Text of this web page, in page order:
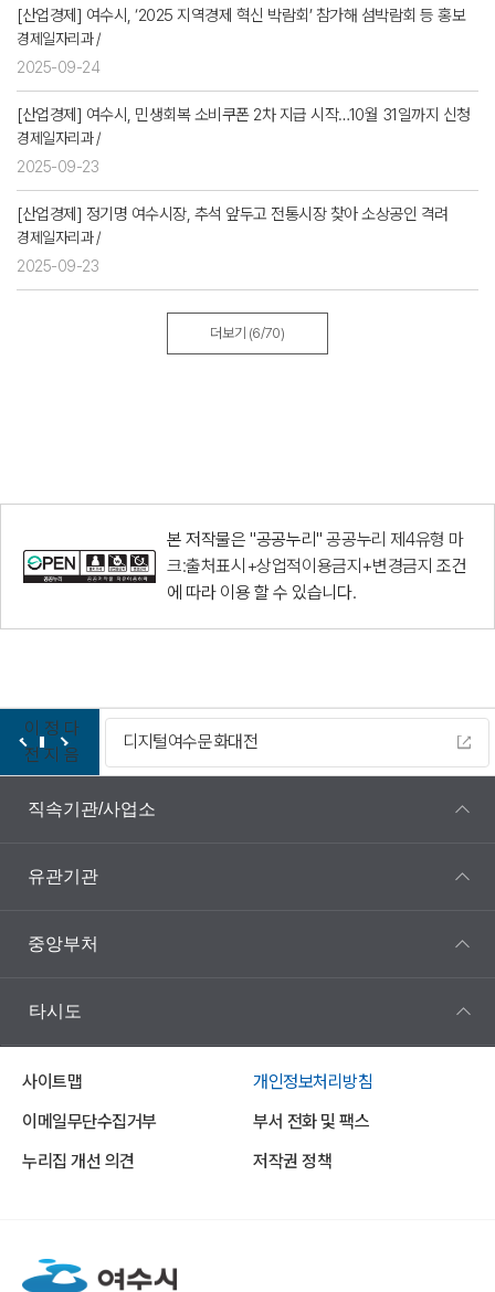
[산업경제] 여수시, ‘2025 지역경제 혁신 박람회’ 참가해 섬박람회 등 홍보
경제일자리과 /
2025-09-24
[산업경제] 여수시, 민생회복 소비쿠폰 2차 지급 시작…10월 31일까지 신청
경제일자리과 /
2025-09-23
[산업경제] 정기명 여수시장, 추석 앞두고 전통시장 찾아 소상공인 격려
경제일자리과 /
2025-09-23
더보기 (6/70)
본 저작물은 "공공누리"공공누리 제4유형 마
크:출처표시+상업적이용금지+변경금지 조건
에 따라 이용 할 수 있습니다.
이
전
정
지
다
음
디지털여수문화대전
직속기관/사업소
유관기관
중앙부처
타시도
사이트맵
개인정보처리방침
이메일무단수집거부
부서 전화 및 팩스
누리집 개선 의견
저작권 정책